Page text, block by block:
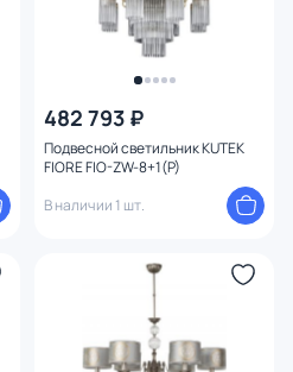
482 793 ₽
Подвесной светильник KUTEK
FIORE FIO-ZW-8+1(P)
В наличии 1 шт.